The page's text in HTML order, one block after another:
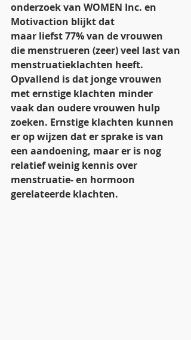
onderzoek van WOMEN Inc. en
Motivaction blijkt dat
maar liefst 77% van de vrouwen
die menstrueren (zeer) veel last van
menstruatieklachten heeft.
Opvallend is dat jonge vrouwen
met ernstige klachten minder
vaak dan oudere vrouwen hulp
zoeken. Ernstige klachten kunnen
er op wijzen dat er sprake is van
een aandoening, maar er is nog
relatief weinig kennis over
menstruatie- en hormoon
gerelateerde klachten.